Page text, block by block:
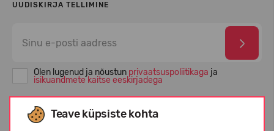
Teave küpsiste kohta
UUDISKIRJA TELLIMINE
Olen lugenud ja nõustun privaatsuspoliitikaga ja
isikuandmete kaitse eeskirjadega